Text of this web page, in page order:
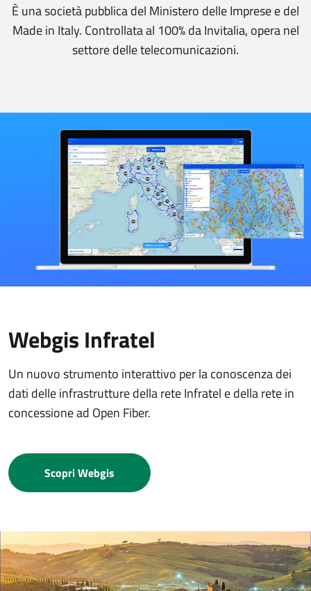
È una società pubblica del Ministero delle Imprese e del
Made in Italy. Controllata al 100% da Invitalia, opera nel
settore delle telecomunicazioni.
Webgis Infratel
Un nuovo strumento interattivo per la conoscenza dei
dati delle infrastrutture della rete Infratel e della rete in
concessione ad Open Fiber.
Scopri Webgis